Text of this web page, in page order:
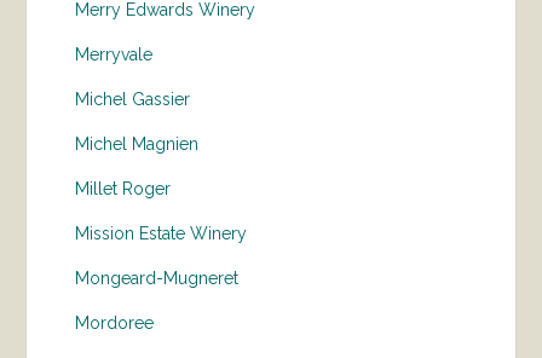
Merry Edwards Winery
Merryvale
Michel Gassier
Michel Magnien
Millet Roger
Mission Estate Winery
Mongeard-Mugneret
Mordoree